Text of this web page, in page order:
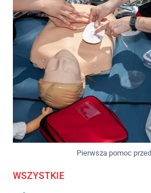
Pierwsza pomoc
WSZYSTKIE